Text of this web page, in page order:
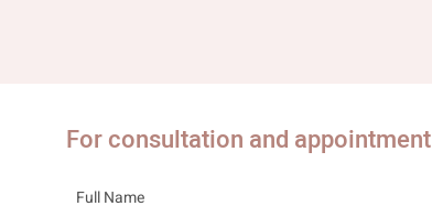
For consultation and appointment